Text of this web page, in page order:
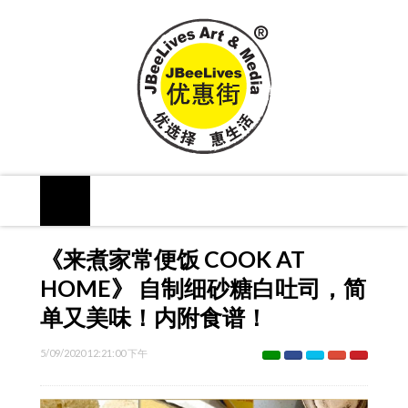
《来煮家常便饭 COOK AT
HOME》 自制细砂糖白吐司，简
单又美味！内附食谱！
5/09/2020 12:21:00 下午